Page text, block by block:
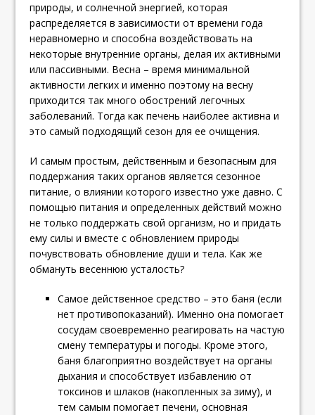
природы, и солнечной энергией, которая
распределяется в зависимости от времени года
неравномерно и способна воздействовать на
некоторые внутренние органы, делая их активными
или пассивными. Весна – время минимальной
активности легких и именно поэтому на весну
приходится так много обострений легочных
заболеваний. Тогда как печень наиболее активна и
это самый подходящий сезон для ее очищения.
И самым простым, действенным и безопасным для
поддержания таких органов является сезонное
питание, о влиянии которого известно уже давно. С
помощью питания и определенных действий можно
не только поддержать свой организм, но и придать
ему силы и вместе с обновлением природы
почувствовать обновление души и тела. Как же
обмануть весеннюю усталость?
Самое действенное средство – это баня (если
нет противопоказаний). Именно она помогает
сосудам своевременно реагировать на частую
смену температуры и погоды. Кроме этого,
баня благоприятно воздействует на органы
дыхания и способствует избавлению от
токсинов и шлаков (накопленных за зиму), и
тем самым помогает печени, основная